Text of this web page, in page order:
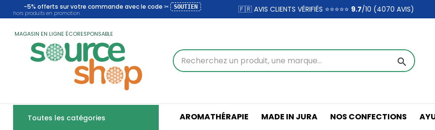
-5% offerts sur votre commande avec le code ✂ SOUTIEN
hors produits en promotion 🇫🇷 AVIS CLIENTS VÉRIFIÉS ⭐⭐⭐⭐⭐ 9.7/10 (4070 AVIS)
MAGASIN EN LIGNE ÉCORESPONSABLE
search
Toutes les catégories AROMATHÉRAPIE MADE IN JURA NOS CONFECTIONS